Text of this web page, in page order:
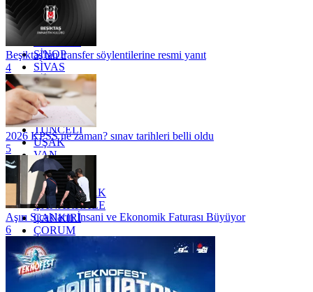
OSMANİYE
RİZE
SAKARYA
SİNOP
SİVAS
SİİRT
TEKİRDAĞ
TOKAT
TRABZON
TUNCELİ
UŞAK
VAN
YALOVA
YOZGAT
ZONGULDAK
ÇANAKKALE
ÇANKIRI
ÇORUM
İSTANBUL
İZMİR
ŞANLIURFA
ŞIRNAK
Beşiktaş'tan transfer söylentilerine resmi yanıt
4
2026 KPSS ne zaman? sınav tarihleri belli oldu
5
Aşırı Sıcakların İnsani ve Ekonomik Faturası Büyüyor
6